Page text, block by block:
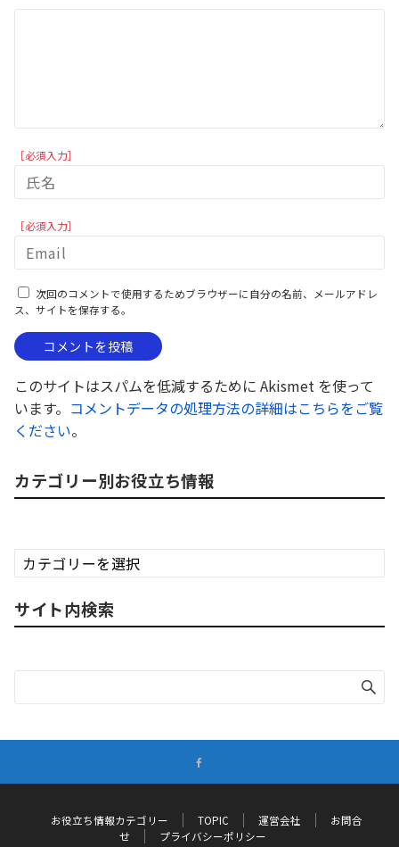
［必須入力］
［必須入力］
次回のコメントで使用するためブラウザーに自分の名前、メールアドレ
ス、サイトを保存する。
このサイトはスパムを低減するために Akismet を使って
います。 コメントデータの処理方法の詳細はこちらをご覧
ください。
カテゴリー別お役立ち情報
カ
テ
リ
ー
お
立
サイト内検索
お役立ち情報カテゴリー TOPIC 運営会社
お問合
せ
プライバシーポリシー